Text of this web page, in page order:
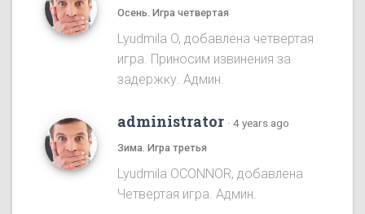
Осень. Игра четвертая
Lyudmila O, добавлена четвертая
игра. Приносим извинения за
задержку. Админ.
administrator · 4 years ago
Зима. Игра третья
Lyudmila OCONNOR, добавлена
Четвертая игра. Админ.